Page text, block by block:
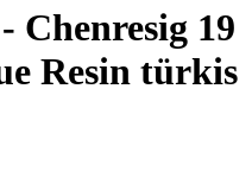
Chenresig 19
Resin türkis